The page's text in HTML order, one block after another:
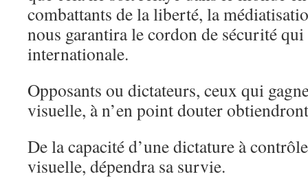
combattants de la liberté, la
nous garantira le cordon de sécurité
internationale.
Opposants ou dictateurs, ceux qui
visuelle, à n’en point douter
De la capacité d’une dictature à
visuelle, dépendra sa survie.